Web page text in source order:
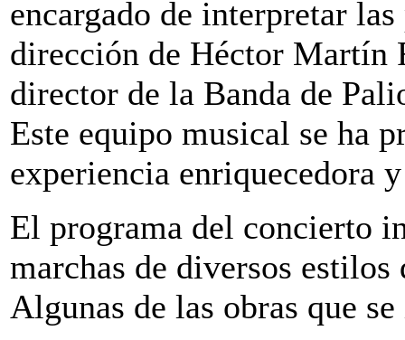
encargado de interpretar
dirección de Héctor Martín
director de la Banda de
Este equipo musical se ha
experiencia enriquecedora
El programa del concierto
marchas de diversos
Algunas de las obras que